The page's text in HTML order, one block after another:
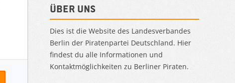
Über uns
Dies ist die Website des Landesverbandes
Berlin der Piratenpartei Deutschland. Hier
findest du alle Informationen und
Kontaktmöglichkeiten zu Berliner Piraten.